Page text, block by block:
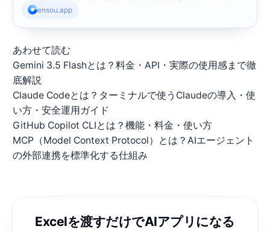
プリです。アプリ設計や操作方法の習得は不要で、チャットに
日本語で指示するだけで、データの登録・更新・集計・分析・
PDF読み取り・レポート作成・定期業務の再実行までAIエージェ
ensou.app
あわせて読む
Gemini 3.5 Flashとは？料金・API・実際の使用感まで徹
底解説
Claude Codeとは？ターミナルで使うClaudeの導入・使
い方・安全運用ガイド
GitHub Copilot CLIとは？機能・料金・使い方
MCP（Model Context Protocol）とは？AIエージェント
の外部連携を標準化する仕組み
Excelを渡すだけでAIアプリになる